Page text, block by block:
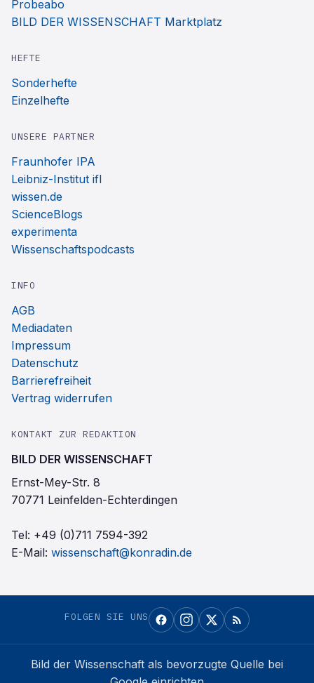
Probeabo
BILD DER WISSENSCHAFT Marktplatz
HEFTE
Sonderhefte
Einzelhefte
UNSERE PARTNER
Fraunhofer IPA
Leibniz-Institut ifl
wissen.de
ScienceBlogs
experimenta
Wissenschaftspodcasts
INFO
AGB
Mediadaten
Impressum
Datenschutz
Barrierefreiheit
Vertrag widerrufen
KONTAKT ZUR REDAKTION
BILD DER WISSENSCHAFT
Ernst-Mey-Str. 8
70771 Leinfelden-Echterdingen
Tel: +49 (0)711 7594-392
E-Mail: wissenschaft@konradin.de
FOLGEN SIE UNS
Bild der Wissenschaft als bevorzugte Quelle bei